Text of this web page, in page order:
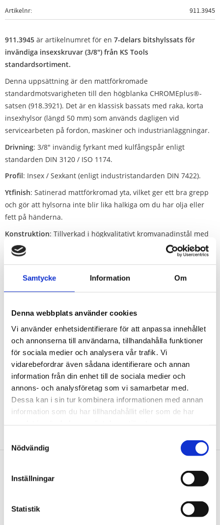
Samtycke Information Om
Denna webbplats använder cookies
Vi använder enhetsidentifierare för att anpassa innehållet
och annonserna till användarna, tillhandahålla funktioner
för sociala medier och analysera vår trafik. Vi
vidarebefordrar även sådana identifierare och annan
information från din enhet till de sociala medier och
annons- och analysföretag som vi samarbetar med.
Dessa kan i sin tur kombinera informationen med annan
information som du har tillhandahållit eller som de har
Nödvändig
Inställningar
Statistik
Artikelnr 911.3945
911.3945 är artikelnumret för en 7-delars bitshylssats för
invändiga insexskruvar (3/8") från KS Tools
standardsortiment.
Denna uppsättning är den mattförkromade
standardmotsvarigheten till den högblanka CHROMEplus®-
satsen (918.3921). Det är en klassisk bassats med raka, korta
insexhylsor (längd 50 mm) som används dagligen vid
servicearbeten på fordon, maskiner och industrianläggningar.
Drivning: 3/8" invändig fyrkant med kulfångspår enligt
standarden DIN 3120 / ISO 1174.
Profil: Insex / Sexkant (enligt industristandarden DIN 7422).
Ytfinish: Satinerad mattförkromad yta, vilket ger ett bra grepp
och gör att hylsorna inte blir lika halkiga om du har olja eller
fett på händerna.
Konstruktion: Tillverkad i högkvalitativt kromvanadinstål med
fast inpressade och förnicklade bitinsatser. Hylsans bas är
räfflad för att underlätta manuell rotation med fingrarna.
Användning: Endast avsedd för manuellt arbete med
Förvaring: Hylsorna levereras monterade på en praktisk
klämlist i metall.
Satsen täcker de mest frekvent använda metriska
standardstorlekarna för insexbultar:
4 mm, 5 mm, 6 mm, 7 mm, 8 mm, 10 mm och 12 mm.
Satsen är en riktig storsäljare.